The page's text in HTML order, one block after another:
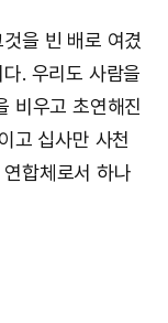
을 빈 배로 여겼
. 우리도 사람을
비우고 초연해진
고 십사만 사천
합체로서 하나